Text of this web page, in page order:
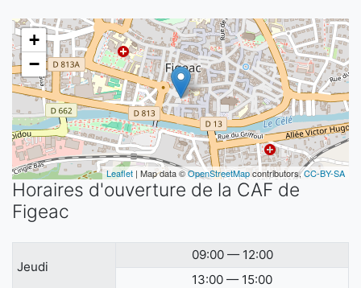
+
−
Leaflet | Map data ©OpenStreetMapcontributors,CC-BY-SA
Horaires d'ouverture de la CAF de
Figeac
Jeudi
09:00 — 12:00
13:00 — 15:00